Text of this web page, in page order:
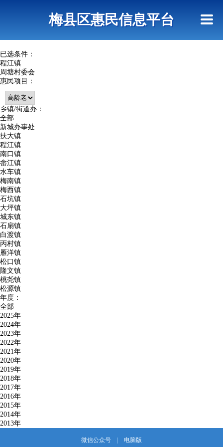
查询指引梅县区惠民信息平台
已选条件：
程江镇
周塘村委会
惠民项目：
乡镇/街道办：
全部
新城办事处
扶大镇
程江镇
南口镇
畲江镇
水车镇
梅南镇
梅西镇
石坑镇
大坪镇
城东镇
石扇镇
白渡镇
丙村镇
雁洋镇
松口镇
隆文镇
桃尧镇
松源镇
年度：
全部
2025年
2024年
2023年
2022年
2021年
2020年
2019年
2018年
2017年
2016年
2015年
2014年
2013年
微信公众号 电脑版